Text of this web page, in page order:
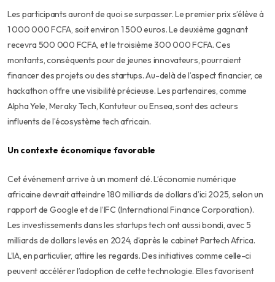
Les participants auront de quoi se surpasser. Le premier prix s’élève à
1 000 000 FCFA, soit environ 1 500 euros. Le deuxième gagnant
recevra 500 000 FCFA, et le troisième 300 000 FCFA. Ces
montants, conséquents pour de jeunes innovateurs, pourraient
financer des projets ou des startups. Au-delà de l’aspect financier, ce
hackathon offre une visibilité précieuse. Les partenaires, comme
Alpha Yele, Meraky Tech, Kontuteur ou Ensea, sont des acteurs
influents de l’écosystème tech africain.
Un contexte économique favorable
Cet événement arrive à un moment clé. L’économie numérique
africaine devrait atteindre 180 milliards de dollars d’ici 2025, selon un
rapport de Google et de l’IFC (International Finance Corporation).
Les investissements dans les startups tech ont aussi bondi, avec 5
milliards de dollars levés en 2024, d’après le cabinet Partech Africa.
L’IA, en particulier, attire les regards. Des initiatives comme celle-ci
peuvent accélérer l’adoption de cette technologie. Elles favorisent